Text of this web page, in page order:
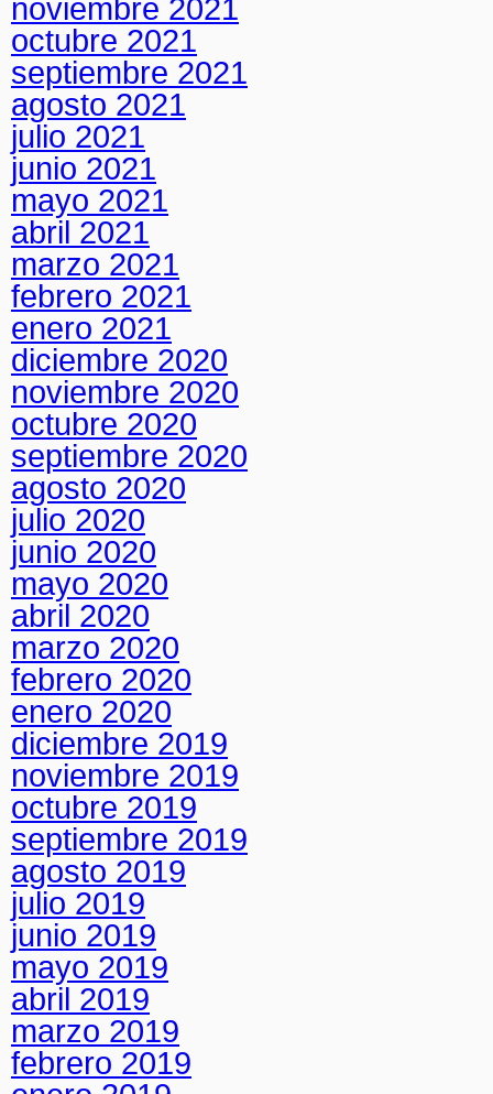
noviembre 2021
octubre 2021
septiembre 2021
agosto 2021
julio 2021
junio 2021
mayo 2021
abril 2021
marzo 2021
febrero 2021
enero 2021
diciembre 2020
noviembre 2020
octubre 2020
septiembre 2020
agosto 2020
julio 2020
junio 2020
mayo 2020
abril 2020
marzo 2020
febrero 2020
enero 2020
diciembre 2019
noviembre 2019
octubre 2019
septiembre 2019
agosto 2019
julio 2019
junio 2019
mayo 2019
abril 2019
marzo 2019
febrero 2019